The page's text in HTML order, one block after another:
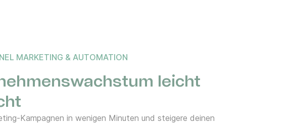
MARKETING & AUTOMATION
leicht
Kampagnen in wenigen Minuten und steigere deinen